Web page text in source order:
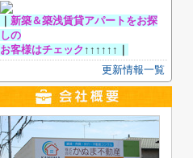
新築＆築浅賃貸アパートをお探
しの
お客様はチェック↑↑↑↑↑↑｜
更新情報一覧